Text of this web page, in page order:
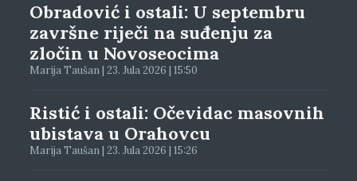
Obradović i ostali: U septembru
završne riječi na suđenju za
zločin u Novoseocima
Marija Taušan | 23. Jula 2026 | 15:50
Ristić i ostali: Očevidac masovnih
ubistava u Orahovcu
Marija Taušan | 23. Jula 2026 | 15:26